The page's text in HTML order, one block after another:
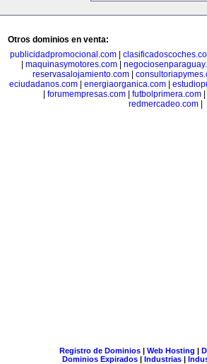
Otros dominios en venta:
publicidadpromocional.com|
maquinasymotores.com|
reservasalojamiento.com
eciudadanos.com| energiaorganica.com|
forumempresas.com futbolprimera.com
redmercadeo.com|
Registro de Dominios| Web Hosting |
Dominios Expirados | Industrias |